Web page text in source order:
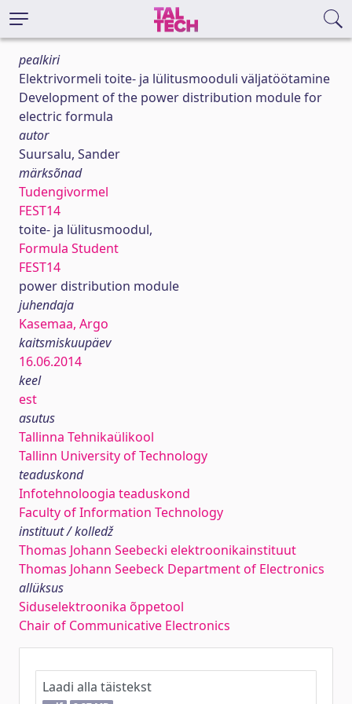
pealkiri
Elektrivormeli toite- ja lülitusmooduli väljatöötamine
Development of the power distribution module for
electric formula
autor
Suursalu, Sander
märksõnad
Tudengivormel
FEST14
toite- ja lülitusmoodul,
Formula Student
FEST14
power distribution module
juhendaja
Kasemaa, Argo
kaitsmiskuupäev
16.06.2014
keel
est
asutus
Tallinna Tehnikaülikool
Tallinn University of Technology
teaduskond
Infotehnoloogia teaduskond
Faculty of Information Technology
instituut / kolledž
Thomas Johann Seebecki elektroonikainstituut
Thomas Johann Seebeck Department of Electronics
allüksus
Siduselektroonika õppetool
Chair of Communicative Electronics
Laadi alla täistekst